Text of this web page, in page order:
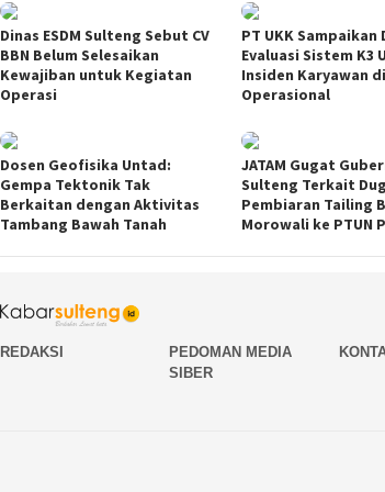
Dinas ESDM Sulteng Sebut CV
BBN Belum Selesaikan
Kewajiban untuk Kegiatan
Operasi
PT UKK Sampaikan
Evaluasi Sistem K3
Insiden Karyawan
Operasional
Dosen Geofisika Untad:
Gempa Tektonik Tak
Berkaitan dengan Aktivitas
Tambang Bawah Tanah
JATAM Gugat
Sulteng Terkait
Pembiaran Tailing
Morowali ke PTUN
REDAKSI
PEDOMAN MEDIA
SIBER